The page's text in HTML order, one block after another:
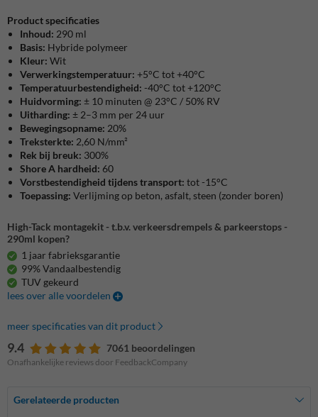
Product specificaties
Inhoud: 290 ml
Basis: Hybride polymeer
Kleur: Wit
Verwerkingstemperatuur: +5°C tot +40°C
Temperatuurbestendigheid: -40°C tot +120°C
Huidvorming: ± 10 minuten @ 23°C / 50% RV
Uitharding: ± 2–3 mm per 24 uur
Bewegingsopname: 20%
Treksterkte: 2,60 N/mm²
Rek bij breuk: 300%
Shore A hardheid: 60
Vorstbestendigheid tijdens transport: tot -15°C
Toepassing: Verlijming op beton, asfalt, steen (zonder boren)
High-Tack montagekit - t.b.v. verkeersdrempels & parkeerstops -
290ml kopen?
1 jaar fabrieksgarantie
99% Vandaalbestendig
TUV gekeurd
lees over alle voordelen
meer specificaties van dit product
9.4 7061 beoordelingen
Onafhankelijke reviews door FeedbackCompany
Gerelateerde producten